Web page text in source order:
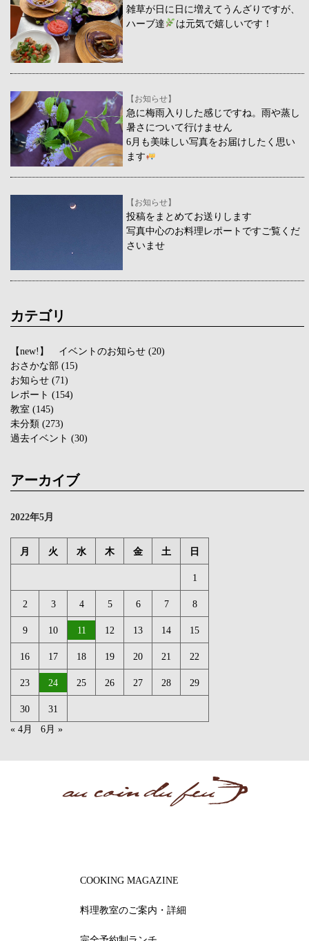
雑草が日に日に増えてうんざりですが、
ハーブ達
は元気で嬉しいです！
【お知らせ】
急に梅雨入りした感じですね。雨や蒸し
暑さについて行けません
6月も美味しい写真をお届けしたく思い
ます
【お知らせ】
投稿をまとめてお送りします
写真中心のお料理レポートですご覧くだ
さいませ
カテゴリ
【new!】 イベントのお知らせ (20)
おさかな部 (15)
お知らせ (71)
レポート (154)
教室 (145)
未分類 (273)
過去イベント (30)
アーカイブ
2022年5月
月 火 水 木 金 土 日
1
2 3 4 5 6 7 8
9 10 11 12 13 14 15
16 17 18 19 20 21 22
23 24 25 26 27 28 29
30
31
« 4月
6月 »
COOKING MAGAZINE
料理教室のご案内・詳細